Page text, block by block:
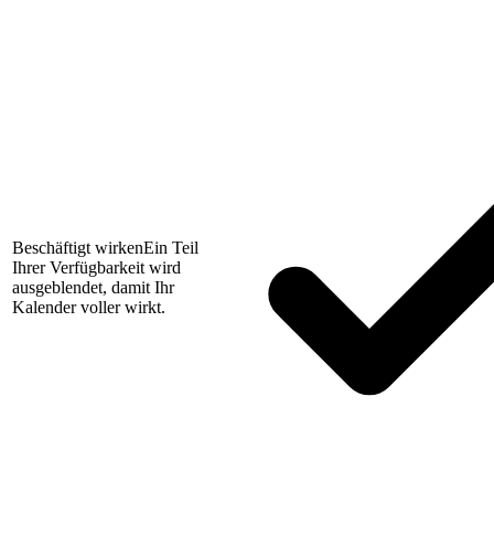
Beschäftigt wirkenEin Teil
Ihrer Verfügbarkeit wird
ausgeblendet, damit Ihr
Kalender voller wirkt.